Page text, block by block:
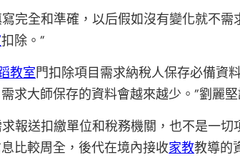
完全和準確，以后假如沒有變化就不
扣除。”
教室門扣除項目需求納稅人保存必備資
求大師保存的資料會越來越少。”劉麗堅
報送扣繳單位和稅務機關，也不是一
比較周全，後代在境內接收家教教導的